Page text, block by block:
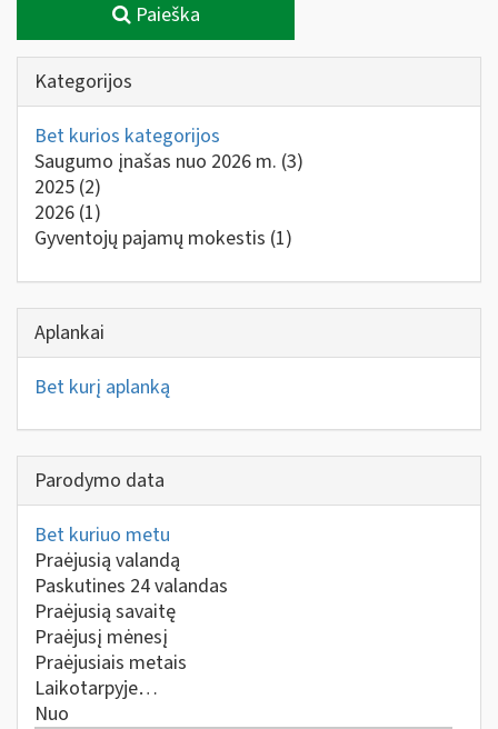
Paieška
Kategorijos
Bet kurios kategorijos
Saugumo įnašas nuo 2026 m. (3)
2025 (2)
2026 (1)
Gyventojų pajamų mokestis (1)
Aplankai
Bet kurį aplanką
Parodymo data
Bet kuriuo metu
Praėjusią valandą
Paskutines 24 valandas
Praėjusią savaitę
Praėjusį mėnesį
Praėjusiais metais
Laikotarpyje…
Nuo